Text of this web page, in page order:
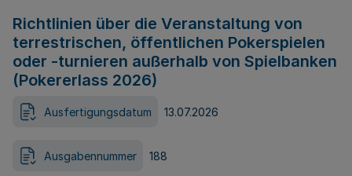
Richtlinien über die Veranstaltung von
terrestrischen, öffentlichen Pokerspielen
oder -turnieren außerhalb von Spielbanken
(Pokererlass 2026)
Ausfertigungsdatum 13.07.2026
Ausgabennummer 188